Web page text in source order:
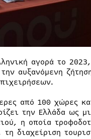
αγορά το
αυξανόμενη
από 100 χώρες
την Ελλάδα ως
η οποία
διαχείριση